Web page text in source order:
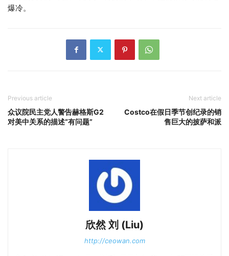
爆冷。
Previous article
众议院民主党人警告赫格斯G2
对美中关系的描述“有问题”
Next article
Costco在假日季节创纪录的销
售巨大的披萨和派
欣然 刘 (Liu)
http://ceowan.com